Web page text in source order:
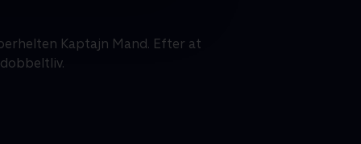
Kaptajn Mand. Efter at